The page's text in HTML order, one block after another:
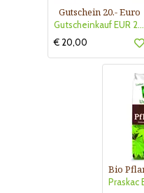
Gutschein 20.- Euro
Gutscheinkauf EUR 20.-
€ 20,00